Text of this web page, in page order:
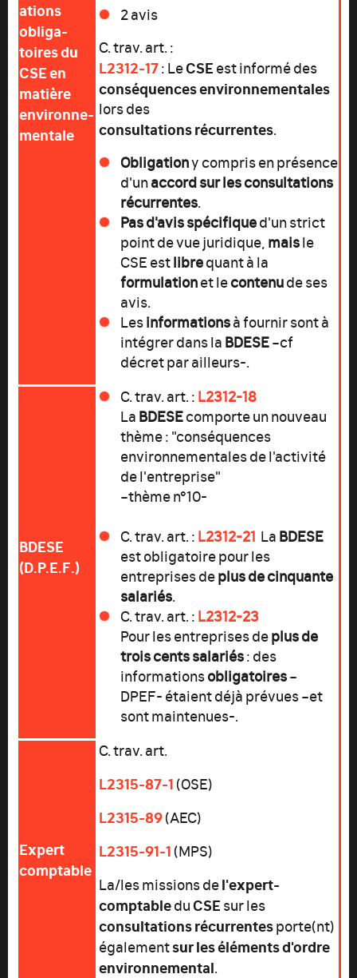
ations
obliga-
toires du
CSE en
matière
environne-
mentale
2 avis
C. trav. art. :
L2312-17: LeCSEest informé des
conséquences environnementales
lors des
consultations récurrentes.
Obligationy compris en présence
d'unaccord sur les consultations
récurrentes.
Pas d'avis spécifiqued'un strict
point de vue juridique, maisle
CSE estlibrequant à la
formulationet lecontenude ses
avis.
Lesinformationsà fournir sont à
intégrer dans laBDESE–cf
décret par ailleurs-.
BDESE
(D.P.E.F.)
C. trav. art. :L2312-18
LaBDESEcomporte un nouveau
thème : "conséquences
environnementales de l'activité
de l'entreprise"
–thème n°10-
C. trav. art. :L2312-21 LaBDESE
est obligatoire pour les
entreprises deplus de cinquante
salariés.
C. trav. art. :L2312-23
Pour les entreprises deplus de
trois cents salariés: des
informationsobligatoires–
DPEF- étaient déjà prévues –et
sont maintenues-.
Expert
comptable
C. trav. art.
L2315-87-1(OSE)
L2315-89(AEC)
L2315-91-1(MPS)
La/les missions del'expert-
comptableduCSEsur les
consultations récurrentesporte(nt)
égalementsur les éléments d'ordre
environnemental.